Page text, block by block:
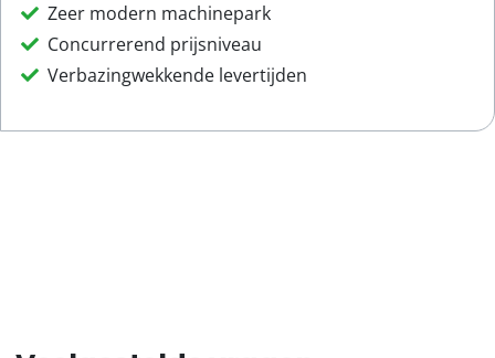
Zeer modern machinepark
Concurrerend prijsniveau
Verbazingwekkende levertijden